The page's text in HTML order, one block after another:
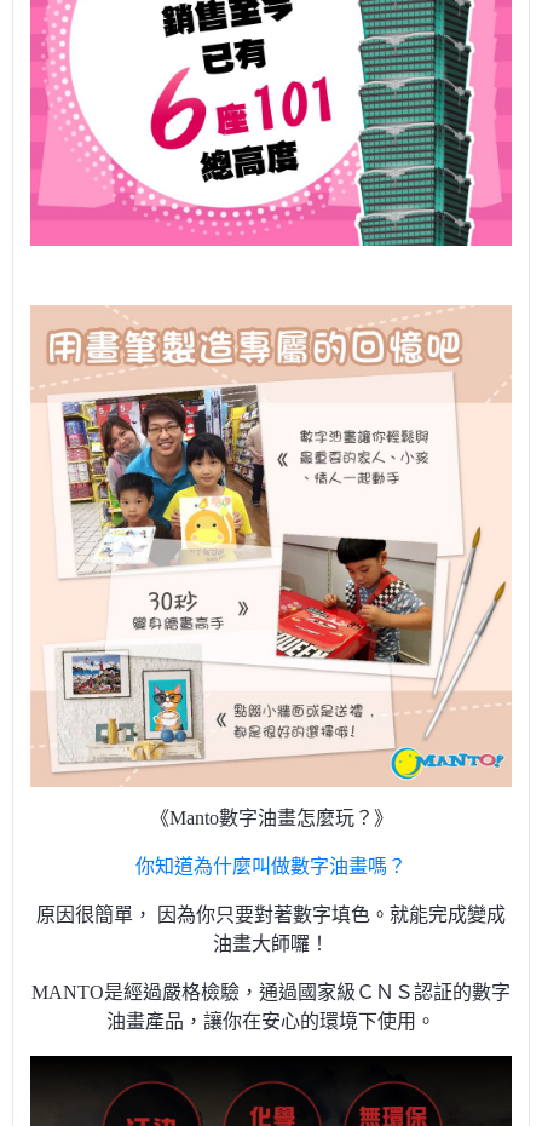
《Manto數字油畫怎麼玩？》
你知道為什麼叫做數字油畫嗎？
原因很簡單， 因為你只要對著數字填色。就能完成變成
油畫大師囉！
MANTO是經過嚴格檢驗，通過國家級ＣＮＳ認証的數字
油畫產品，讓你在安心的環境下使用。